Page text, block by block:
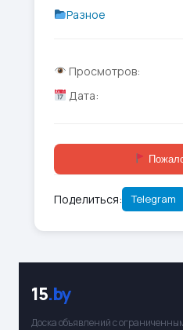
Разное
Просмотров:
Дата:
Поделиться: Telegram
15.by
Доска объявлений с